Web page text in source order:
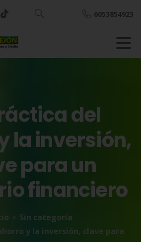
Buscar
6053854923
del
lainversión,
paraun
financiero
Sin categoría
y la inversión, clave para